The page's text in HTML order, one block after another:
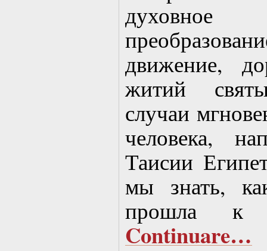
движение,
житий
случаи
человека,
Таисии
мы знать,
прошла к
Continuare…